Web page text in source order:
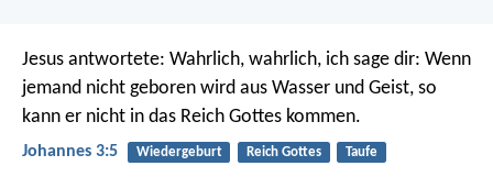
Jesus antwortete: Wahrlich, wahrlich, ich sage dir: Wenn
jemand nicht geboren wird aus Wasser und Geist, so
kann er nicht in das Reich Gottes kommen.
Johannes 3:5 Wiedergeburt Reich Gottes Taufe